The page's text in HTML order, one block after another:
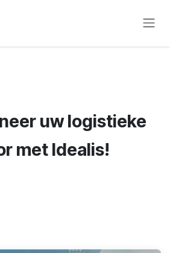
uw logistieke
met Idealis!